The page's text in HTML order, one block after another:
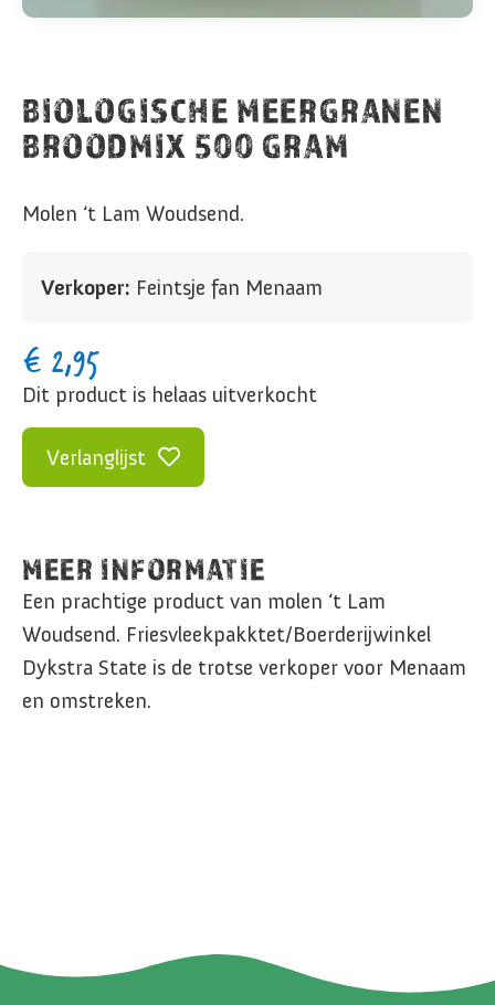
BIOLOGISCHE MEERGRANEN
BROODMIX 500 GRAM
Molen ‘t Lam Woudsend.
Verkoper: Feintsje fan Menaam
€ 2,95
Dit product is helaas uitverkocht
Verlanglijst
MEER INFORMATIE
Een prachtige product van molen ‘t Lam
Woudsend. Friesvleekpakktet/Boerderijwinkel
Dykstra State is de trotse verkoper voor Menaam
en omstreken.